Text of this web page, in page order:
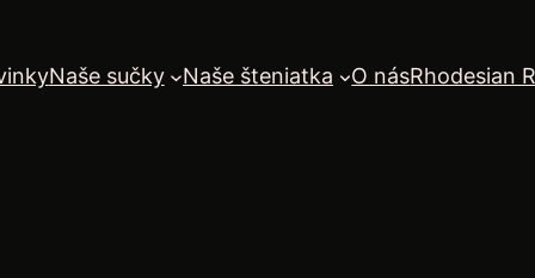
Naše sučky Naše šteniatka O násRhodesian